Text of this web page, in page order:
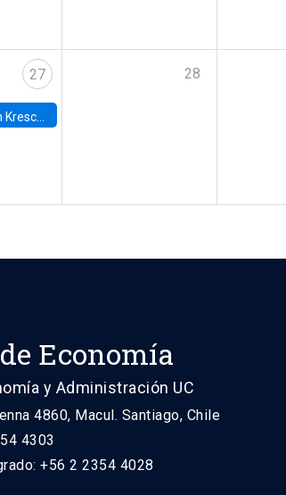
27
Oberlin College
28
Economía
y Administración UC
4860, Macul. Santiago, Chile
4303
+56 2 2354 4028